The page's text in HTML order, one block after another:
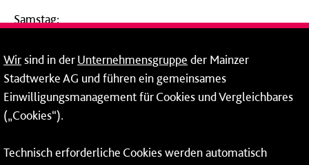
Samstag:
24-Stunden-Telefon*
06131 – 12 77 77
Fax: 06131 – 12 66 66
Wirsind in derUnternehmensgruppe der Mainzer
Stadtwerke AG und führen ein gemeinsames
Einwilligungsmanagement für Cookies und Vergleichbares
(„Cookies“).
Technisch erforderliche Cookies werden automatisch